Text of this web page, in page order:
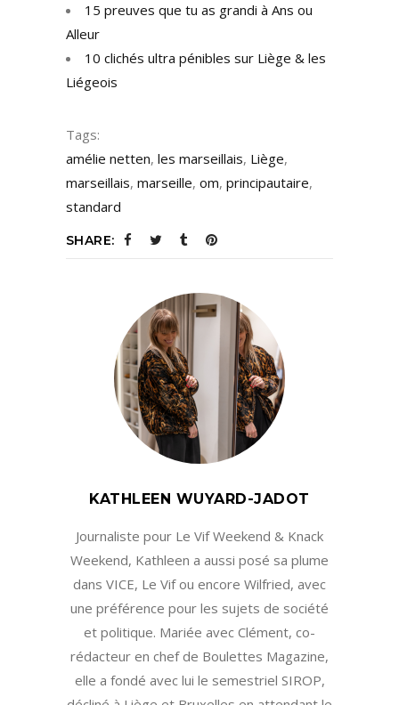
15 preuves que tu as grandi à Ans ou
Alleur
10 clichés ultra pénibles sur Liège & les
Liégeois
Tags:
amélie netten, les marseillais, Liège,
marseillais, marseille, om, principautaire,
standard
SHARE:
KATHLEEN WUYARD-JADOT
Journaliste pour Le Vif Weekend & Knack
Weekend, Kathleen a aussi posé sa plume
dans VICE, Le Vif ou encore Wilfried, avec
une préférence pour les sujets de société
et politique. Mariée avec Clément, co-
rédacteur en chef de Boulettes Magazine,
elle a fondé avec lui le semestriel SIROP,